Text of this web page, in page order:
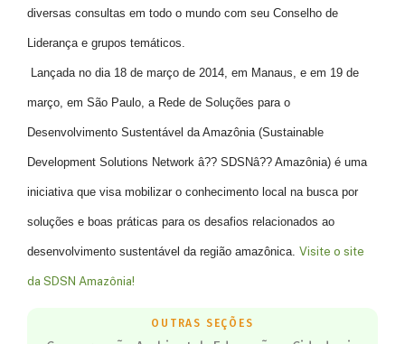
diversas consultas em todo o mundo com seu Conselho de
Liderança e grupos temáticos.
Lançada no dia 18 de março de 2014, em Manaus, e em 19 de
março, em São Paulo, a Rede de Soluções para o
Desenvolvimento Sustentável da Amazônia (Sustainable
Development Solutions Network â?? SDSNâ?? Amazônia) é uma
iniciativa que visa mobilizar o conhecimento local na busca por
soluções e boas práticas para os desafios relacionados ao
desenvolvimento sustentável da região amazônica. Visite o site
da SDSN Amazônia!
OUTRAS SEÇÕES